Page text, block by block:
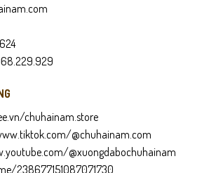
chuhainam.store
@chuhainam.com
@xuongdabochuhainam
238677151087071730